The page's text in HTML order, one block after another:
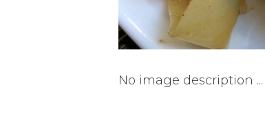
No image description ...